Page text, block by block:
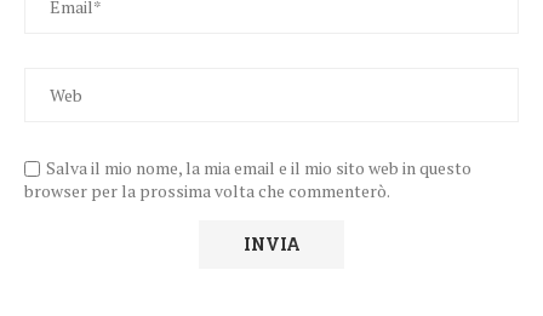
Salva il mio nome, la mia email e il mio sito web in questo
browser per la prossima volta che commenterò.